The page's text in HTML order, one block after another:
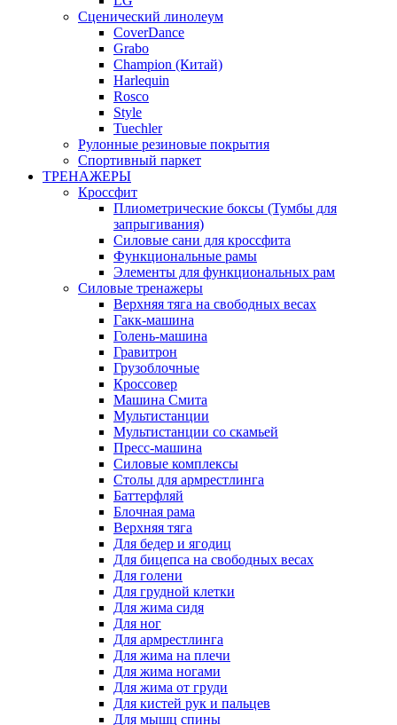
Сценический линолеум
CoverDance
Grabo
Champion (Китай)
Harlequin
Rosco
Style
Tuechler
Рулонные резиновые покрытия
Спортивный паркет
ТРЕНАЖЕРЫ
Кроссфит
Плиометрические боксы (Тумбы для
запрыгивания)
Силовые сани для кроссфита
Функциональные рамы
Элементы для функциональных рам
Силовые тренажеры
Верхняя тяга на свободных весах
Гакк-машина
Голень-машина
Гравитрон
Грузоблочные
Кроссовер
Машина Смита
Мультистанции
Мультистанции со скамьей
Пресс-машина
Силовые комплексы
Столы для армрестлинга
Баттерфляй
Блочная рама
Верхняя тяга
Для бедер и ягодиц
Для бицепса на свободных весах
Для голени
Для грудной клетки
Для жима сидя
Для ног
Для армрестлинга
Для жима на плечи
Для жима ногами
Для жима от груди
Для кистей рук и пальцев
Для мышц спины